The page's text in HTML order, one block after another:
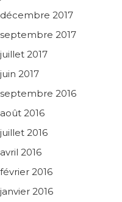
décembre 2017
septembre 2017
juillet 2017
juin 2017
septembre 2016
août 2016
juillet 2016
avril 2016
février 2016
janvier 2016